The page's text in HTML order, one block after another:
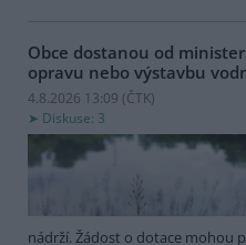
Obce dostanou od
opravu nebo výstavbu
4.8.2026 13:09 (ČTK)
Diskuse: 3
nádrží. Žádost o dotace mohou